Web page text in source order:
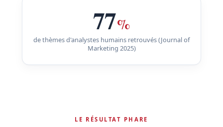
77%
de thèmes d'analystes humains retrouvés (Journal of
Marketing 2025)
LE RÉSULTAT PHARE